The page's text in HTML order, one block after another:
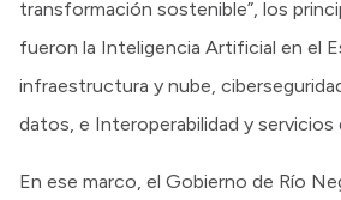
transformación sostenible”, los
fueron la Inteligencia Artificial en el
infraestructura y nube,
datos, e Interoperabilidad y servicios
En ese marco, el Gobierno de Río